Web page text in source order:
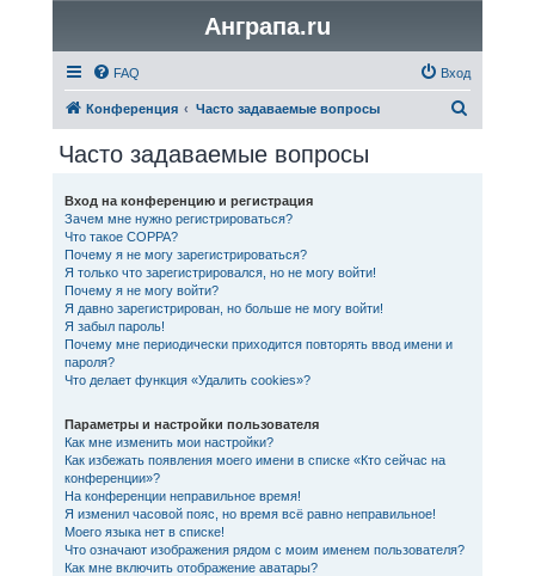
Анграпа.ru
FAQ Вход
Конференция Часто задаваемые вопросы
Часто задаваемые вопросы
Вход на конференцию и регистрация
Зачем мне нужно регистрироваться?
Что такое COPPA?
Почему я не могу зарегистрироваться?
Я только что зарегистрировался, но не могу войти!
Почему я не могу войти?
Я давно зарегистрирован, но больше не могу войти!
Я забыл пароль!
Почему мне периодически приходится повторять ввод имени и
пароля?
Что делает функция «Удалить cookies»?
Параметры и настройки пользователя
Как мне изменить мои настройки?
Как избежать появления моего имени в списке «Кто сейчас на
конференции»?
На конференции неправильное время!
Я изменил часовой пояс, но время всё равно неправильное!
Моего языка нет в списке!
Что означают изображения рядом с моим именем пользователя?
Как мне включить отображение аватары?